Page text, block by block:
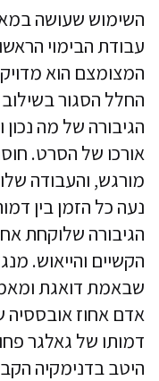
השימוש שעושה
עבודת הבימוי
המצומצם הוא
החלל הסגור
הגיבורה של מה
אורכו של הסרט.
מורגש, והעבודה
נעה כל הזמן בין
הגיבורה שלוקחת
הקשיים והייאוש.
שבאמת דואגת
אדם אחוז אובססיה
דמותו של גאלגר
היטב בדנימקיה